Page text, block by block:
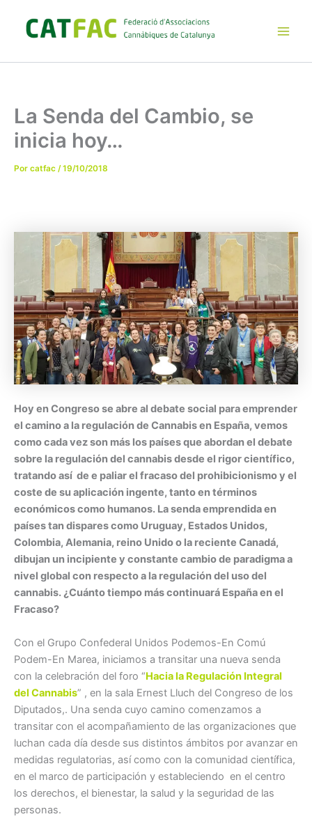
contenido
La Senda del Cambio, se
inicia hoy…
Por catfac /19/10/2018
Hoy en Congreso se abre al debate social para emprender
el camino a la regulación de Cannabis en España, vemos
como cada vez son más los países que abordan el debate
sobre la regulación del cannabis desde el rigor científico,
tratando así de e paliar el fracaso del prohibicionismo y el
coste de su aplicación ingente, tanto en términos
económicos como humanos. La senda emprendida en
países tan dispares como Uruguay, Estados Unidos,
Colombia, Alemania, reino Unido o la reciente Canadá,
dibujan un incipiente y constante cambio de paradigma a
nivel global con respecto a la regulación del uso del
cannabis. ¿Cuánto tiempo más continuará España en el
Fracaso?
Con el Grupo Confederal Unidos Podemos-En Comú
Podem-En Marea, iniciamos a transitar una nueva senda
con la celebración del foro “Hacia la Regulación Integral
del Cannabis” , en la sala Ernest Lluch del Congreso de los
Diputados,. Una senda cuyo camino comenzamos a
transitar con el acompañamiento de las organizaciones que
luchan cada día desde sus distintos ámbitos por avanzar en
medidas regulatorias, así como con la comunidad científica,
en el marco de participación y estableciendo en el centro
los derechos, el bienestar, la salud y la seguridad de las
personas.